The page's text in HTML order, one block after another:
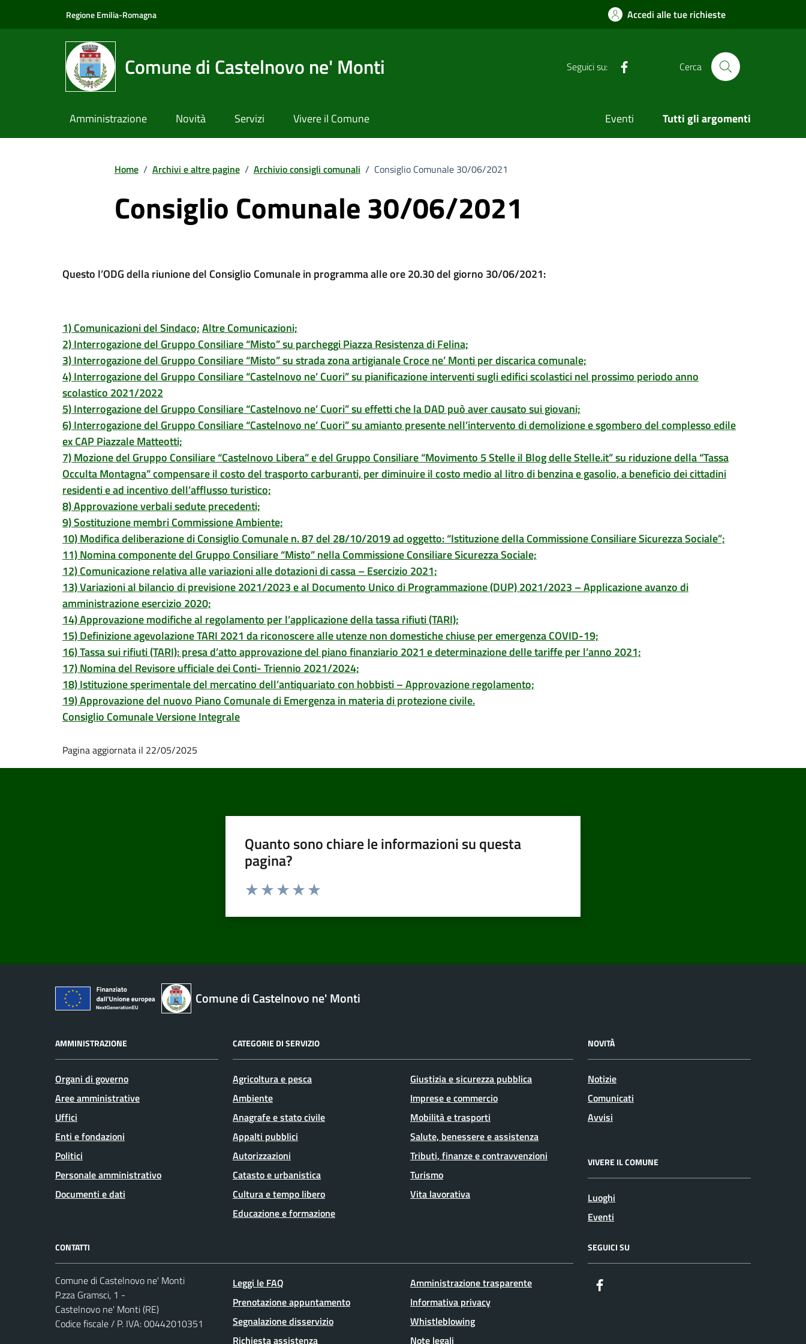
Regione Emilia-Romagna Accedi alle tue richieste
Comune di Castelnovo ne' Monti Seguici su: Cerca
Amministrazione Novità Servizi Vivere il Comune Eventi Tutti gli argomenti
Home / Archivi e altre pagine / Archivio consigli comunali / Consiglio Comunale 30/06/2021
Consiglio Comunale 30/06/2021
Questo l’ODG della riunione del Consiglio Comunale in programma alle ore 20.30 del giorno 30/06/2021:
1) Comunicazioni del Sindaco;Altre Comunicazioni;
2) Interrogazione del Gruppo Consiliare “Misto” su parcheggi Piazza Resistenza di Felina;
3) Interrogazione del Gruppo Consiliare “Misto” su strada zona artigianale Croce ne’ Monti per discarica comunale;
4) Interrogazione del Gruppo Consiliare “Castelnovo ne’ Cuori” su pianificazione interventi sugli edifici scolastici nel prossimo periodo anno
scolastico 2021/2022
5) Interrogazione del Gruppo Consiliare “Castelnovo ne’ Cuori” su effetti che la DAD può aver causato sui giovani;
6) Interrogazione del Gruppo Consiliare “Castelnovo ne’ Cuori” su amianto presente nell’intervento di demolizione e sgombero del complesso edile
ex CAP Piazzale Matteotti;
7) Mozione del Gruppo Consiliare “Castelnovo Libera” e del Gruppo Consiliare “Movimento 5 Stelle il Blog delle Stelle.it” su riduzione della “Tassa
Occulta Montagna” compensare il costo del trasporto carburanti, per diminuire il costo medio al litro di benzina e gasolio, a beneficio dei cittadini
residenti e ad incentivo dell’afflusso turistico;
8) Approvazione verbali sedute precedenti;
9) Sostituzione membri Commissione Ambiente;
10) Modifica deliberazione di Consiglio Comunale n. 87 del 28/10/2019 ad oggetto: “Istituzione della Commissione Consiliare Sicurezza Sociale”;
11) Nomina componente del Gruppo Consiliare “Misto” nella Commissione Consiliare Sicurezza Sociale;
12) Comunicazione relativa alle variazioni alle dotazioni di cassa – Esercizio 2021;
13) Variazioni al bilancio di previsione 2021/2023 e al Documento Unico di Programmazione (DUP) 2021/2023 – Applicazione avanzo di
amministrazione esercizio 2020;
14) Approvazione modifiche al regolamento per l’applicazione della tassa rifiuti (TARI);
15) Definizione agevolazione TARI 2021 da riconoscere alle utenze non domestiche chiuse per emergenza COVID-19;
16) Tassa sui rifiuti (TARI): presa d’atto approvazione del piano finanziario 2021 e determinazione delle tariffe per l’anno 2021;
17) Nomina del Revisore ufficiale dei Conti- Triennio 2021/2024;
18) Istituzione sperimentale del mercatino dell’antiquariato con hobbisti – Approvazione regolamento;
19) Approvazione del nuovo Piano Comunale di Emergenza in materia di protezione civile.
Consiglio Comunale Versione Integrale
Pagina aggiornata il 22/05/2025
Quanto sono chiare le informazioni su questa
pagina?
Comune di Castelnovo ne' Monti
AMMINISTRAZIONE
Organi di governo
Aree amministrative
Uffici
Enti e fondazioni
Politici
Personale amministrativo
Documenti e dati
CATEGORIE DI SERVIZIO
Agricoltura e pesca
Ambiente
Anagrafe e stato civile
Appalti pubblici
Autorizzazioni
Catasto e urbanistica
Cultura e tempo libero
Educazione e formazione
Giustizia e sicurezza pubblica
Imprese e commercio
Mobilità e trasporti
Salute, benessere e assistenza
Tributi, finanze e contravvenzioni
Turismo
Vita lavorativa
NOVITÀ
Notizie
Comunicati
Avvisi
VIVERE IL COMUNE
Luoghi
Eventi
CONTATTI
Comune di Castelnovo ne' Monti
P.zza Gramsci, 1 -
Castelnovo ne' Monti (RE)
Codice fiscale / P. IVA: 00442010351
Leggi le FAQ
Prenotazione appuntamento
Segnalazione disservizio
Richiesta assistenza
Amministrazione trasparente
Informativa privacy
Whistleblowing
Note legali
SEGUICI SU